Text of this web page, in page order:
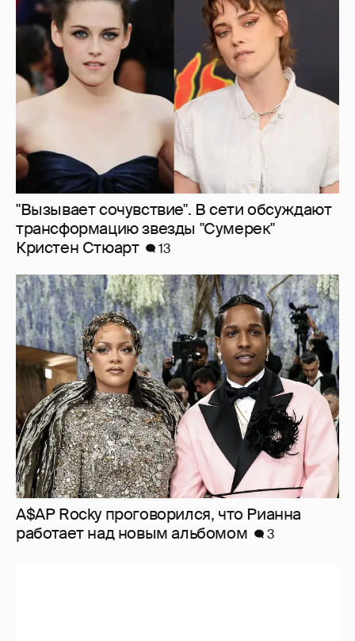
"Вызывает сочувствие". В сети обсуждают
трансформацию звезды "Сумерек"
Кристен Стюарт
A$AP Rocky проговорился, что Рианна
работает над новым альбомом
3